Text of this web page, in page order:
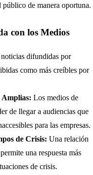
de manera oportuna.
con los Medios
difundidas por
como más creíbles por
Amplias: Los medios de
de llegar a audiencias que
para las empresas.
de Crisis: Una relación
una respuesta más
de crisis.